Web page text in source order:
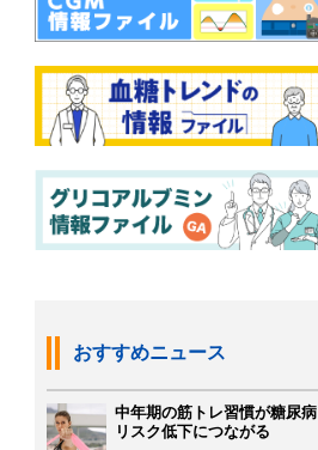
おすすめニュース
中年期の筋トレ習慣が糖尿病
リスク低下につながる